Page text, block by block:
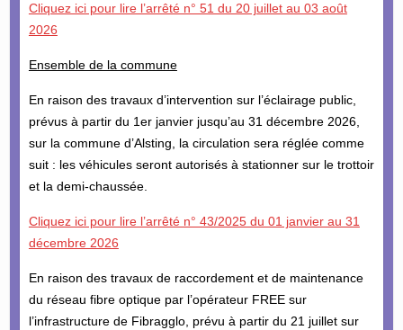
Cliquez ici pour lire l’arrêté n° 51 du 20 juillet au 03 août
2026
Ensemble de la commune
En raison des travaux d’intervention sur l’éclairage public,
prévus à partir du 1er janvier jusqu’au 31 décembre 2026,
sur la commune d’Alsting, la circulation sera réglée comme
suit : les véhicules seront autorisés à stationner sur le trottoir
et la demi-chaussée.
Cliquez ici pour lire l’arrêté n° 43/2025 du 01 janvier au 31
décembre 2026
En raison des travaux de raccordement et de maintenance
du réseau fibre optique par l’opérateur FREE sur
l’infrastructure de Fibragglo, prévu à partir du 21 juillet sur